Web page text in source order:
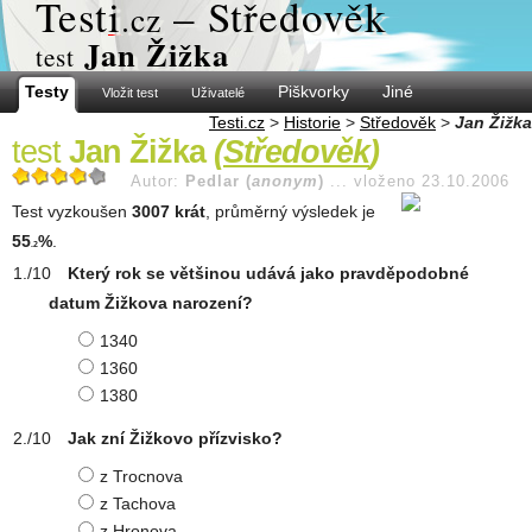
Testi.cz – Středověk
test Jan Žižka
Testy Vložit test Uživatelé Piškvorky
Jiné
Testi.cz > Historie > Středověk > Jan Žižka
test Jan Žižka (Středověk)
Autor: Pedlar (anonym ) ... vloženo 23.10.2006
Test vyzkoušen 3007 krát , průměrný výsledek je
55 .2%
Který rok se většinou udává jako pravděpodobné
datum Žižkova narození?
1340
1360
1380
Jak zní Žižkovo přízvisko?
z Trocnova
z Tachova